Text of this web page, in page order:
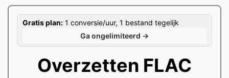
Gratis plan: 1 conversie/uur, 1 bestand tegelijk
Ga ongelimiteerd →
Overzetten FLAC